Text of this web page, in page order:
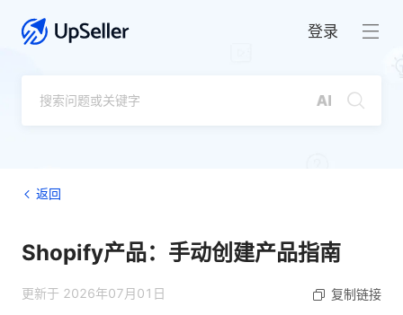
登录
返回
Shopify产品：手动创建产品指南
更新于 2026年07月01日 复制链接